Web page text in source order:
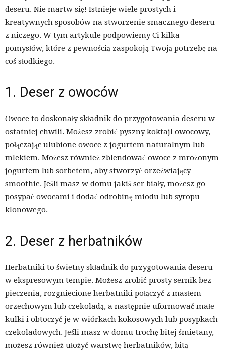
deseru. Nie martw się! Istnieje wiele prostych i
kreatywnych sposobów na stworzenie smacznego deseru
z niczego. W tym artykule podpowiemy Ci kilka
pomysłów, które z pewnością zaspokoją Twoją potrzebę na
coś słodkiego.
1. Deser z owoców
Owoce to doskonały składnik do przygotowania deseru w
ostatniej chwili. Możesz zrobić pyszny koktajl owocowy,
połączając ulubione owoce z jogurtem naturalnym lub
mlekiem. Możesz również zblendować owoce z mrożonym
jogurtem lub sorbetem, aby stworzyć orzeźwiający
smoothie. Jeśli masz w domu jakiś ser biały, możesz go
posypać owocami i dodać odrobinę miodu lub syropu
klonowego.
2. Deser z herbatników
Herbatniki to świetny składnik do przygotowania deseru
w ekspresowym tempie. Możesz zrobić prosty sernik bez
pieczenia, rozgniecione herbatniki połączyć z masłem
orzechowym lub czekoladą, a następnie uformować małe
kulki i obtoczyć je w wiórkach kokosowych lub posypkach
czekoladowych. Jeśli masz w domu trochę bitej śmietany,
możesz również ułożyć warstwę herbatników, bitą